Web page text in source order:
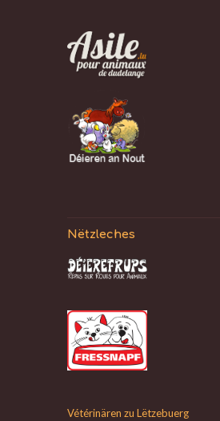
Nëtzleches
Vétérinären zu Lëtzebuerg